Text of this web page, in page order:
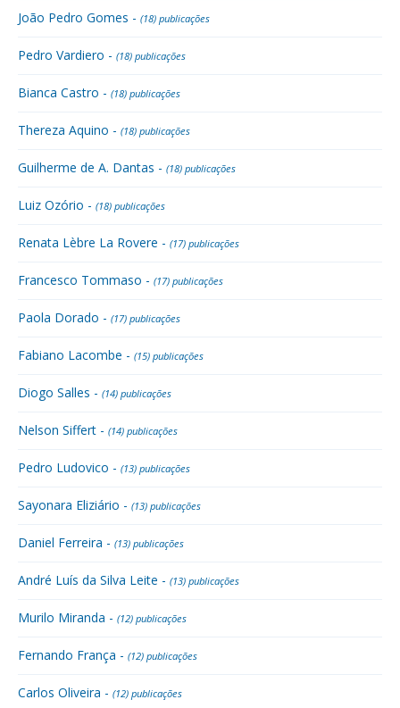
João Pedro Gomes - (18) publicações
Pedro Vardiero - (18) publicações
Bianca Castro - (18) publicações
Thereza Aquino - (18) publicações
Guilherme de A. Dantas - (18) publicações
Luiz Ozório - (18) publicações
Renata Lèbre La Rovere - (17) publicações
Francesco Tommaso - (17) publicações
Paola Dorado - (17) publicações
Fabiano Lacombe - (15) publicações
Diogo Salles - (14) publicações
Nelson Siffert - (14) publicações
Pedro Ludovico - (13) publicações
Sayonara Eliziário - (13) publicações
Daniel Ferreira - (13) publicações
André Luís da Silva Leite - (13) publicações
Murilo Miranda - (12) publicações
Fernando França - (12) publicações
Carlos Oliveira - (12) publicações